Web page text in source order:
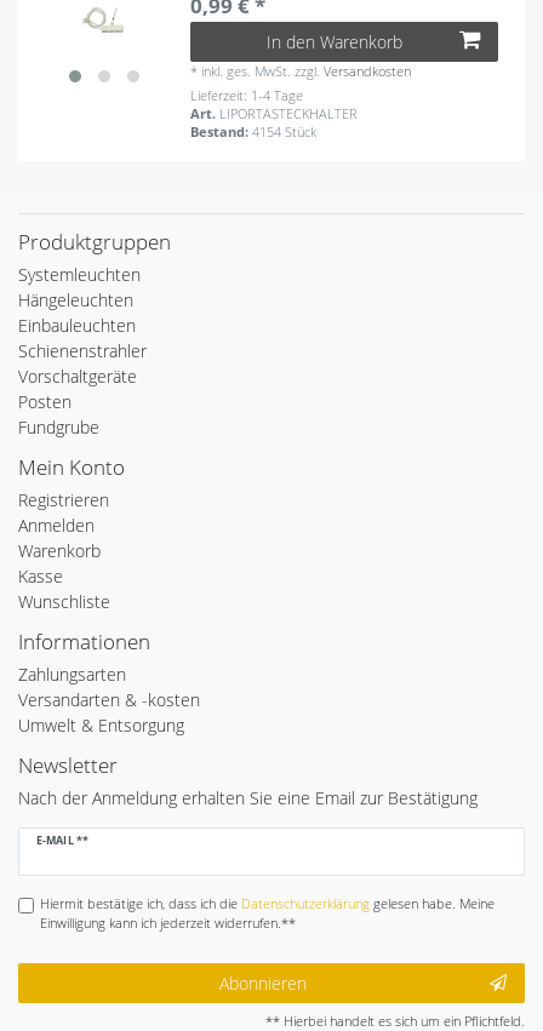
In den Warenkorb
* inkl. ges. MwSt. zzgl.Versandkosten
Lieferzeit: 1-4 Tage
Art. LIPORTASTECKHALTER
Bestand:4154 Stück
Produktgruppen
Systemleuchten
Hängeleuchten
Einbauleuchten
Schienenstrahler
Vorschaltgeräte
Posten
Fundgrube
Mein Konto
Registrieren
Anmelden
Warenkorb
Kasse
Wunschliste
Informationen
Zahlungsarten
Versandarten & -kosten
Umwelt & Entsorgung
Newsletter
Nach der Anmeldung erhalten Sie eine Email zur Bestätigung
E-MAIL **
Newsletter
Hiermit bestätige ich, dass ich die Daten­schutz­erklärunggelesen habe. Meine
Einwilligung kann ich jederzeit widerrufen.**
Abonnieren
** Hierbei handelt es sich um ein Pflichtfeld.